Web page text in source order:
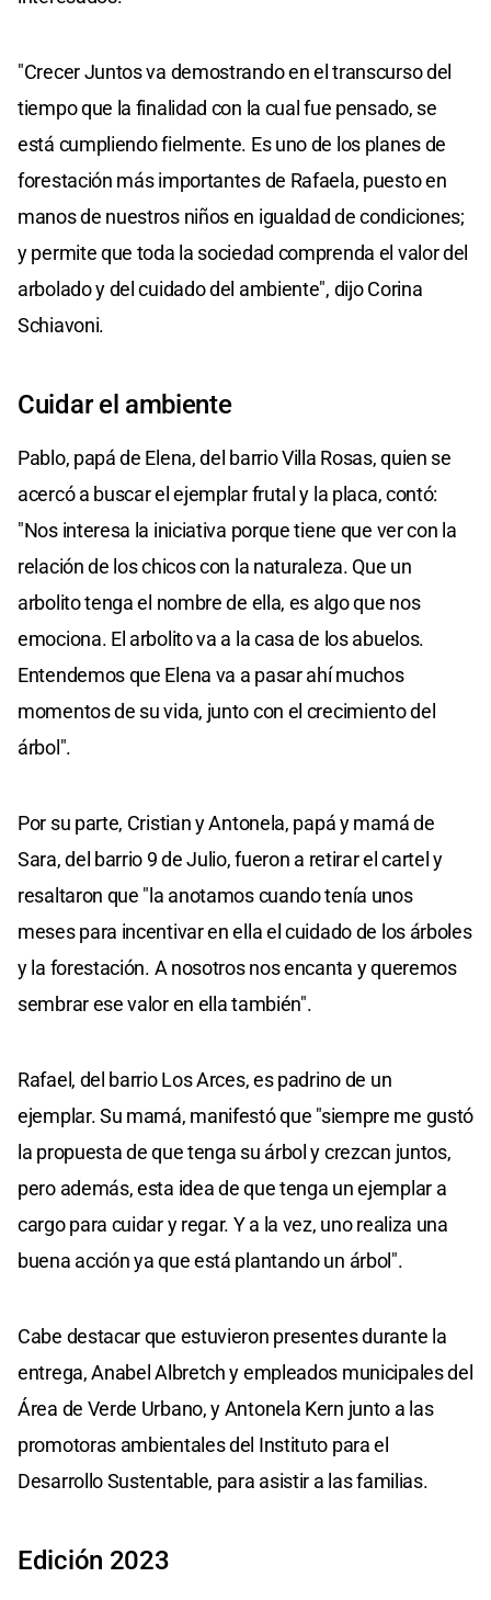
"Crecer Juntos va demostrando en el transcurso del
tiempo que la finalidad con la cual fue pensado, se
está cumpliendo fielmente. Es uno de los planes de
forestación más importantes de Rafaela, puesto en
manos de nuestros niños en igualdad de condiciones;
y permite que toda la sociedad comprenda el valor del
arbolado y del cuidado del ambiente", dijo Corina
Schiavoni.
Cuidar el ambiente
Pablo, papá de Elena, del barrio Villa Rosas, quien se
acercó a buscar el ejemplar frutal y la placa, contó:
"Nos interesa la iniciativa porque tiene que ver con la
relación de los chicos con la naturaleza. Que un
arbolito tenga el nombre de ella, es algo que nos
emociona. El arbolito va a la casa de los abuelos.
Entendemos que Elena va a pasar ahí muchos
momentos de su vida, junto con el crecimiento del
árbol".
Por su parte, Cristian y Antonela, papá y mamá de
Sara, del barrio 9 de Julio, fueron a retirar el cartel y
resaltaron que "la anotamos cuando tenía unos
meses para incentivar en ella el cuidado de los árboles
y la forestación. A nosotros nos encanta y queremos
sembrar ese valor en ella también".
Rafael, del barrio Los Arces, es padrino de un
ejemplar. Su mamá, manifestó que "siempre me gustó
la propuesta de que tenga su árbol y crezcan juntos,
pero además, esta idea de que tenga un ejemplar a
cargo para cuidar y regar. Y a la vez, uno realiza una
buena acción ya que está plantando un árbol".
Cabe destacar que estuvieron presentes durante la
entrega, Anabel Albretch y empleados municipales del
Área de Verde Urbano, y Antonela Kern junto a las
promotoras ambientales del Instituto para el
Desarrollo Sustentable, para asistir a las familias.
Edición 2023